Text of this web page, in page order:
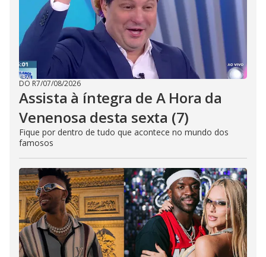
DO R7/07/08/2026
Assista à íntegra de A Hora da
Venenosa desta sexta (7)
Fique por dentro de tudo que acontece no mundo dos
famosos